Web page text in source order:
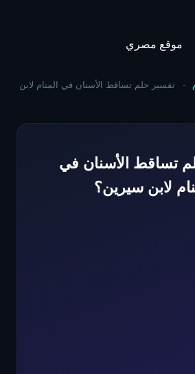
موقع مصري
-
تفسير حلم تساقط الأسنان في المنام لابن
تساقط الأسنان في
لابن سيرين؟